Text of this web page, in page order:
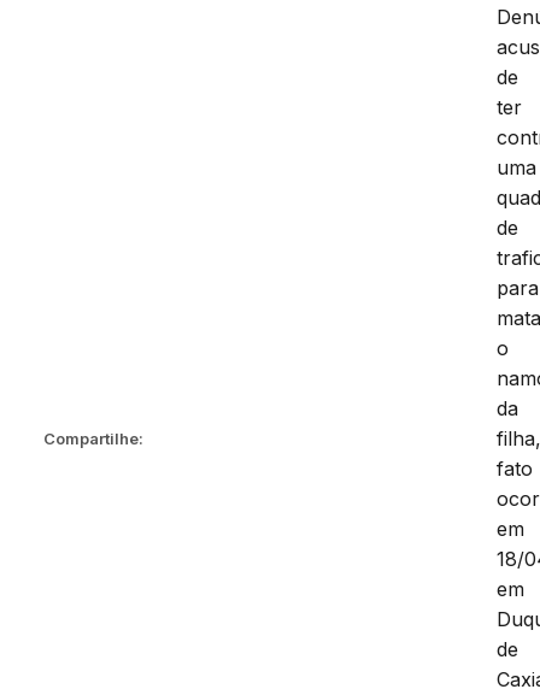
Compartilhe:
de
ter
uma
de
para
o
da
fato
em
18/
em
de